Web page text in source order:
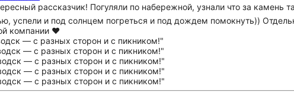
рассказчик! Погуляли по набережной, узнали что за камень
успели и под солнцем погреться и под дождем помокнуть))
компании ♥️